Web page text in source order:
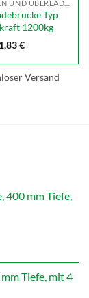
Typ
1200kg
€
Versand
400 mm Tiefe,
Tiefe, mit 4